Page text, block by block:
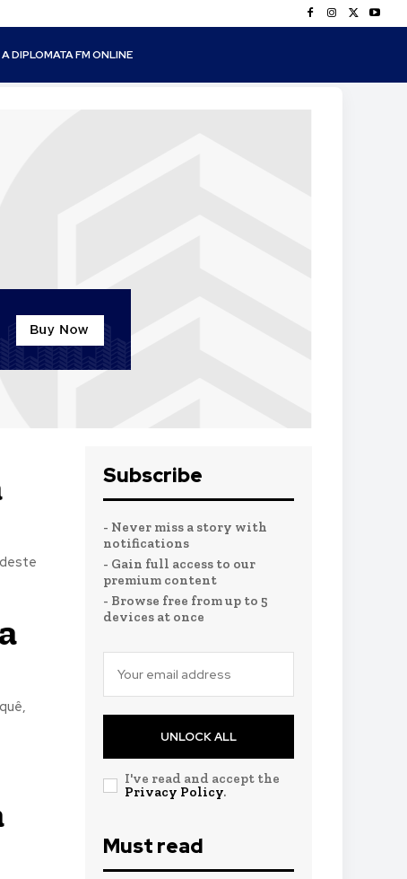
DIPLOMATA FM ONLINE
Subscribe
- Never miss a story with
notifications
- Gain full access to our
premium content
- Browse free from up to 5
devices at once
UNLOCK ALL
I've read and accept the
Privacy Policy.
Must read